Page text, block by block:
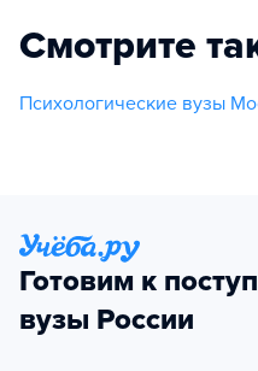
Смотрите
Психологические вузы
Готовим к
вузы России